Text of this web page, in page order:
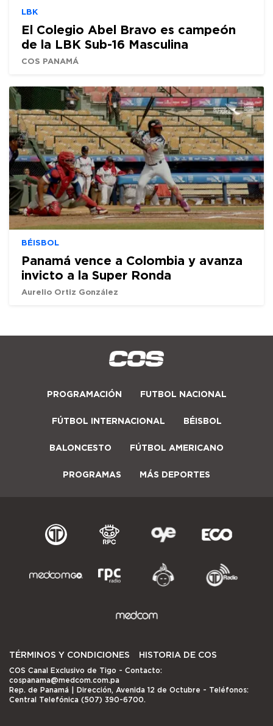
LBK
El Colegio Abel Bravo es campeón
de la LBK Sub-16 Masculina
COS PANAMÁ
BÉISBOL
Panamá vence a Colombia y avanza
invicto a la Super Ronda
Aurelio Ortiz González
PROGRAMACIÓN FUTBOL NACIONAL
FÚTBOL INTERNACIONAL BÉISBOL
BALONCESTO FÚTBOL AMERICANO
PROGRAMAS MÁS DEPORTES
TÉRMINOS Y CONDICIONES HISTORIA DE COS
COS Canal Exclusivo de Tigo - Contacto:
cospanama@medcom.com.pa
Rep. de Panamá | Dirección, Avenida 12 de Octubre - Teléfonos:
Central Telefónica (507) 390-6700.